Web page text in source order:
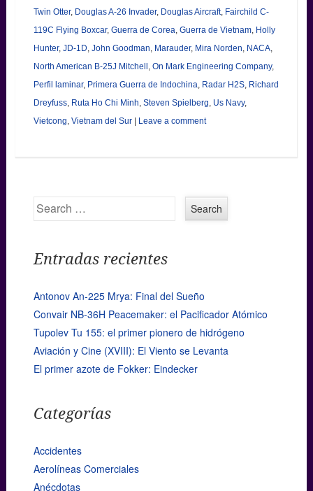
Twin Otter, Douglas A-26 Invader, Douglas Aircraft, Fairchild C-
119C Flying Boxcar, Guerra de Corea, Guerra de Vietnam, Holly
Hunter, JD-1D, John Goodman, Marauder, Mira Norden, NACA,
North American B-25J Mitchell , On Mark Engineering Company,
Perfil laminar, Primera Guerra de Indochina, Radar H2S, Richard
Dreyfuss, Ruta Ho Chi Minh, Steven Spielberg, Us Navy,
Vietcong, Vietnam del Sur Leave a comment
Search
Entradas recientes
Antonov An-225 Mrya: Final del Sueño
Convair NB-36H Peacemaker: el Pacificador Atómico
Tupolev Tu 155: el primer pionero de hidrógeno
Aviación y Cine (XVIII): El Viento se Levanta
El primer azote de Fokker: Eindecker
Categorías
Accidentes
Aerolíneas Comerciales
Anécdotas